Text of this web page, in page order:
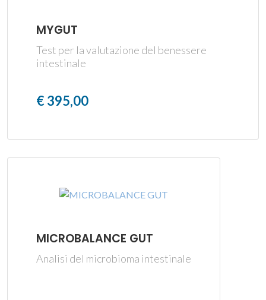
MYGUT
Test per la valutazione del benessere
intestinale
€ 395,00
MICROBALANCE GUT
Analisi del microbioma intestinale